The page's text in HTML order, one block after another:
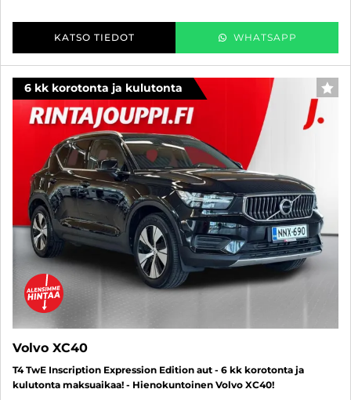
KATSO TIEDOT WHATSAPP
6 kk korotonta ja kulutonta
Volvo XC40
T4 TwE Inscription Expression Edition aut - 6 kk korotonta ja
kulutonta maksuaikaa! - Hienokuntoinen Volvo XC40!